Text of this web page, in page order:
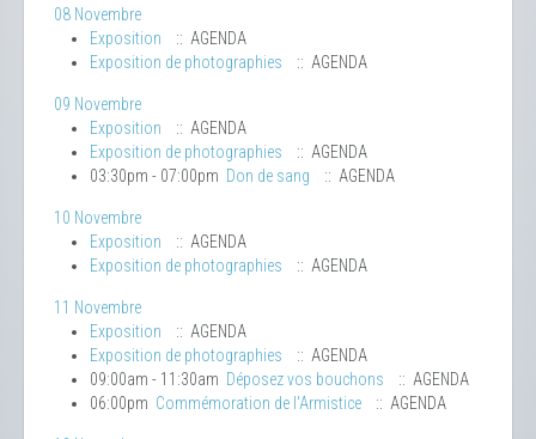
08 Novembre
Exposition
:: AGENDA
Exposition de photographies
:: AGENDA
09 Novembre
Exposition
:: AGENDA
Exposition de photographies
:: AGENDA
03:30pm - 07:00pm Don de sang :: AGENDA
10 Novembre
Exposition
:: AGENDA
Exposition de photographies
:: AGENDA
11 Novembre
Exposition
:: AGENDA
Exposition de photographies
:: AGENDA
09:00am - 11:30am Déposez vos bouchons
:: AGENDA
06:00pm Commémoration de l'Armistice :: AGENDA